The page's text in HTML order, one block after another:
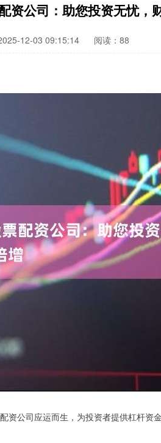
资公司：助您投资无忧，
12-03 09:15:14 阅读：88
资公司应运而生，为投资者提供杠杆资